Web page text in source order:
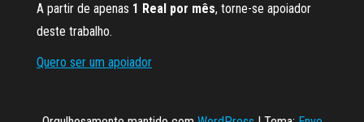
A partir de apenas 1 Real por mês, torne-se apoiador
deste trabalho.
Quero ser um apoiador